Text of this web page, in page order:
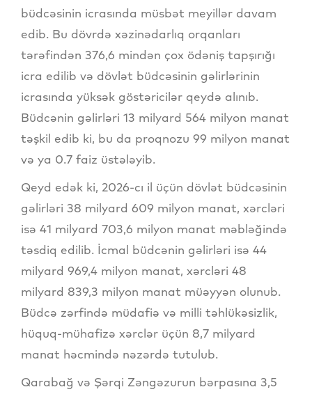
büdcəsinin icrasında müsbət meyillər davam
edib. Bu dövrdə xəzinədarlıq orqanları
tərəfindən 376,6 mindən çox ödəniş tapşırığı
icra edilib və dövlət büdcəsinin gəlirlərinin
icrasında yüksək göstəricilər qeydə alınıb.
Büdcənin gəlirləri 13 milyard 564 milyon manat
təşkil edib ki, bu da proqnozu 99 milyon manat
və ya 0.7 faiz üstələyib.
Qeyd edək ki, 2026-cı il üçün dövlət büdcəsinin
gəlirləri 38 milyard 609 milyon manat, xərcləri
isə 41 milyard 703,6 milyon manat məbləğində
təsdiq edilib. İcmal büdcənin gəlirləri isə 44
milyard 969,4 milyon manat, xərcləri 48
milyard 839,3 milyon manat müəyyən olunub.
Büdcə zərfində müdafiə və milli təhlükəsizlik,
hüquq-mühafizə xərclər üçün 8,7 milyard
manat həcmində nəzərdə tutulub.
Qarabağ və Şərqi Zəngəzurun bərpasına 3,5